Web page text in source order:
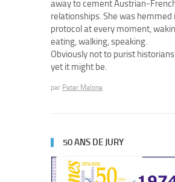
away to cement Austrian-
relationships. She was hemmed
protocol at every moment,
eating, walking, speaking.
Obviously not to purist
yet it might be.
par Peter Malone
50 ANS DE JURY